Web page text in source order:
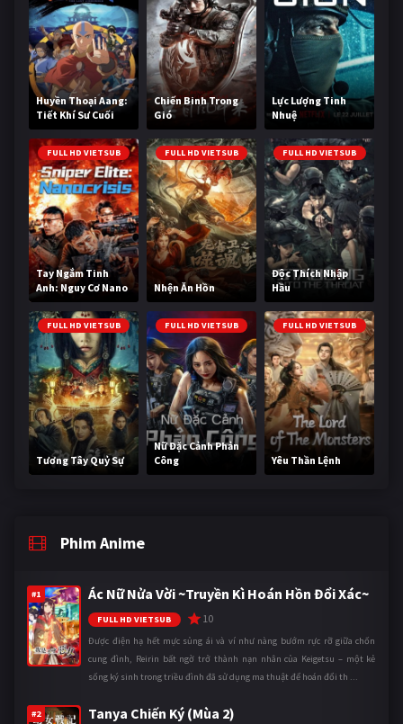
Huyền Thoại Aang:
Tiết Khí Sư Cuối
Cùng
Chiến Binh Trong
Gió
Lực Lượng Tinh
Nhuệ
FULL HD VIETSUB
Tay Ngắm Tinh
Anh: Nguy Cơ Nano
FULL HD VIETSUB
Nhện Ăn Hồn
FULL HD VIETSUB
Độc Thích Nhập
Hầu
FULL HD VIETSUB
Tương Tây Quỷ Sự
FULL HD VIETSUB
Nữ Đặc Cảnh Phản
Công
FULL HD VIETSUB
Yêu Thần Lệnh
Phim Anime
#1 Ác Nữ Nửa Vời ~Truyền Kì Hoán Hồn Đổi Xác~
FULL HD VIETSUB 10
Được điện hạ hết mực sủng ái và ví như nàng bướm rực rỡ giữa chốn
cung đình, Reirin bất ngờ trở thành nạn nhân của Keigetsu – một kẻ
sống ký sinh trong triều đình đã sử dụng ma thuật để hoán đổi th ...
#2 Tanya Chiến Ký (Mùa 2)